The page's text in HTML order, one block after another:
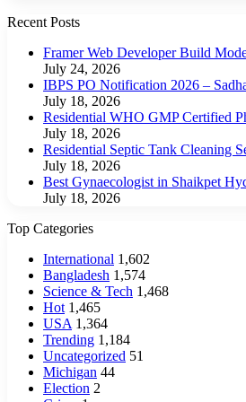
Recent Posts
Framer Web Developer Build
July 24, 2026
IBPS PO Notification 2026 –
July 18, 2026
Residential WHO GMP Certified
July 18, 2026
Residential Septic Tank Cleaning
July 18, 2026
Best Gynaecologist in Shaikpet
July 18, 2026
Top Categories
International 1,602
Bangladesh 1,574
Science & Tech 1,468
Hot 1,465
USA 1,364
Trending 1,184
Uncategorized 51
Michigan 44
Election 2